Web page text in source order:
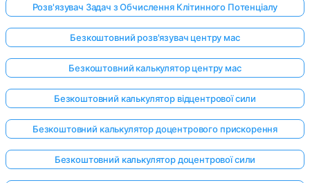
Розв'язувач Задач з Обчислення Клітинного Потенціалу
Безкоштовний розв'язувач центру мас
Безкоштовний калькулятор центру мас
Безкоштовний калькулятор відцентрової сили
Безкоштовний калькулятор доцентрового прискорення
Безкоштовний калькулятор доцентрової сили